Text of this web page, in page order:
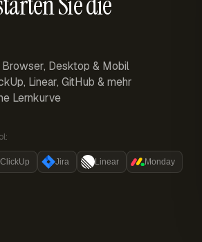
Desktop & Mobil
Linear, GitHub & mehr
Lernkurve
ClickUp Jira Linear Monday